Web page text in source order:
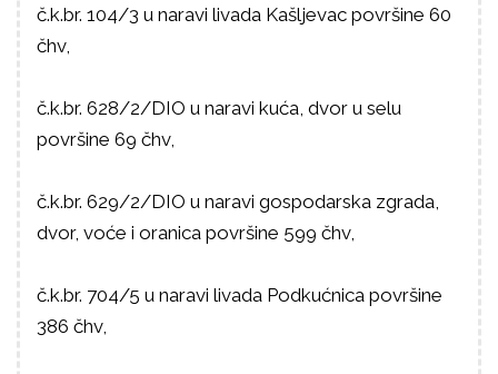
č.k.br. 104/3 u naravi livada Kašljevac površine 60
čhv,
č.k.br. 628/2/DIO u naravi kuća, dvor u selu
površine 69 čhv,
č.k.br. 629/2/DIO u naravi gospodarska zgrada,
dvor, voće i oranica površine 599 čhv,
č.k.br. 704/5 u naravi livada Podkućnica površine
386 čhv,